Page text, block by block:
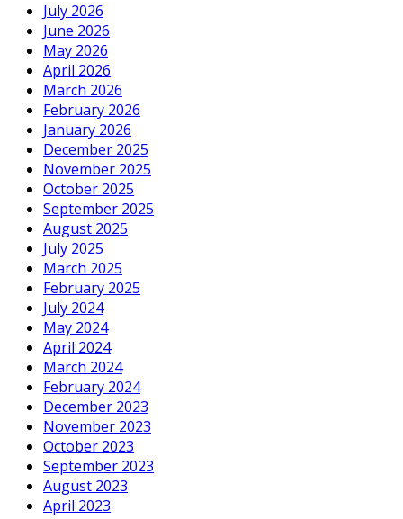
July 2026
June 2026
May 2026
April 2026
March 2026
February 2026
January 2026
December 2025
November 2025
October 2025
September 2025
August 2025
July 2025
March 2025
February 2025
July 2024
May 2024
April 2024
March 2024
February 2024
December 2023
November 2023
October 2023
September 2023
August 2023
April 2023